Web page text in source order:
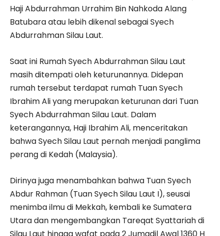
Haji Abdurrahman Urrahim Bin Nahkoda Alang
Batubara atau lebih dikenal sebagai Syech
Abdurrahman Silau Laut.
Saat ini Rumah Syech Abdurrahman Silau Laut
masih ditempati oleh keturunannya. Didepan
rumah tersebut terdapat rumah Tuan Syech
Ibrahim Ali yang merupakan keturunan dari Tuan
Syech Abdurrahman Silau Laut. Dalam
keterangannya, Haji Ibrahim Ali, menceritakan
bahwa Syech Silau Laut pernah menjadi panglima
perang di Kedah (Malaysia).
Dirinya juga menambahkan bahwa Tuan Syech
Abdur Rahman (Tuan Syech Silau Laut I), seusai
menimba ilmu di Mekkah, kembali ke Sumatera
Utara dan mengembangkan Tareqat Syattariah di